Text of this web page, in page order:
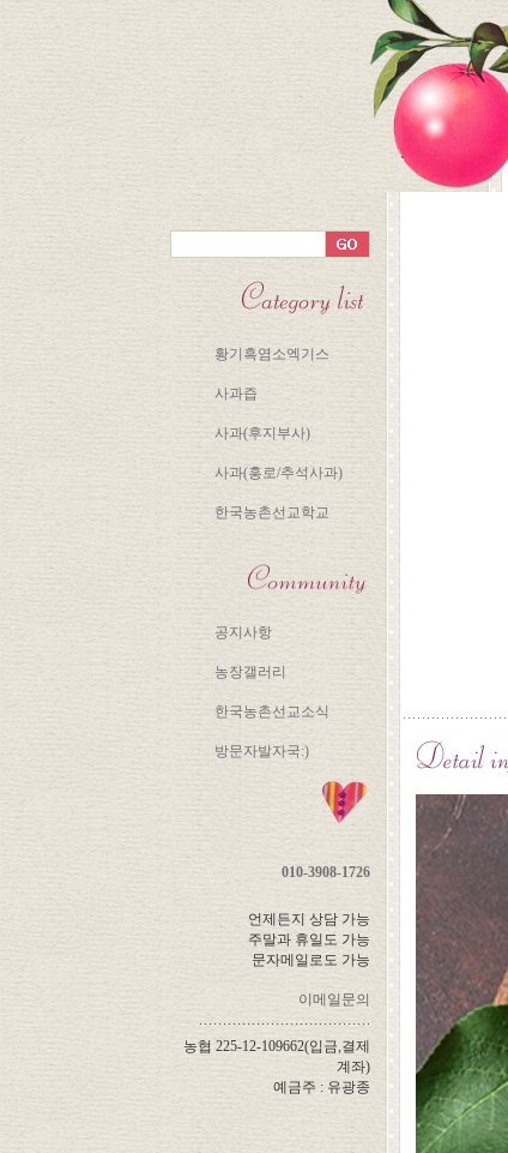
황기흑염소엑기스
사과즙
사과(후지부사)
사과(홍로/추석사과)
한국농촌선교학교
공지사항
농장갤러리
한국농촌선교소식
방문자발자국:)
010-3908-1726
언제든지 상담 가능
주말과 휴일도 가능
문자메일로도 가능
이메일문의
농협 225-12-109662(입금,결제
계좌)
예금주 : 유광종